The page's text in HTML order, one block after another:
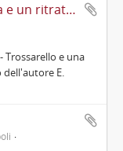
6 ritratti maschili a matita e china e un ritratto femminile a matita (su pannello)
Trossarello e una
dell'autore E.